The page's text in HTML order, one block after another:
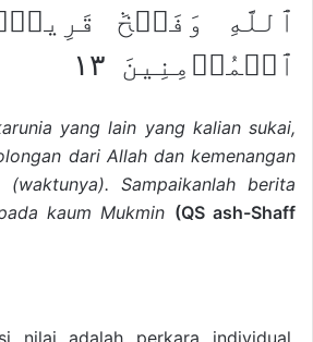
ٱللَّهِ وَفَتۡحٞ
ٱلۡمُؤۡمِنِينَ ١٣
yang lain yang kalian sukai,
dari Allah dan kemenangan
Sampaikanlah berita
kaum Mukmin (QS ash-Shaff